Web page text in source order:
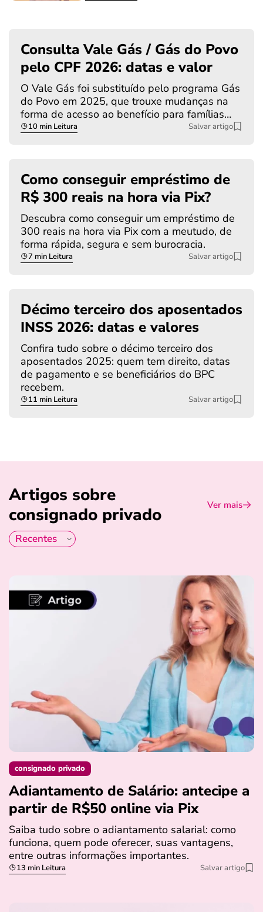
Consulta Vale Gás / Gás do Povo
pelo CPF 2026: datas e valor
O Vale Gás foi substituído pelo programa Gás
do Povo em 2025, que trouxe mudanças na
forma de acesso ao benefício para famílias…
10 min Leitura Salvar artigo
Como conseguir empréstimo de
R$ 300 reais na hora via Pix?
Descubra como conseguir um empréstimo de
300 reais na hora via Pix com a meutudo, de
forma rápida, segura e sem burocracia.
7 min Leitura Salvar artigo
Décimo terceiro dos aposentados
INSS 2026: datas e valores
Confira tudo sobre o décimo terceiro dos
aposentados 2025: quem tem direito, datas
de pagamento e se beneficiários do BPC
recebem.
11 min Leitura Salvar artigo
Artigos sobre
consignado privado
Ver mais
consignado privado
Adiantamento de Salário: antecipe a
partir de R$50 online via Pix
Saiba tudo sobre o adiantamento salarial: como
funciona, quem pode oferecer, suas vantagens,
entre outras informações importantes.
13 min Leitura Salvar artigo